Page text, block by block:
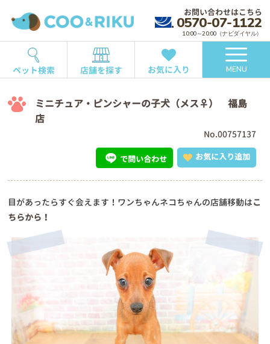
お問い合わせはこちら
0570-07-1122
10:00～20:00（ナビダイヤル）
ペット検索 店舗を探す お気に入り MENU
ミニチュア・ピンシャーの子犬（メス♀） 福島
店
No.00757137
お気に入り追加
で問い合わせ
目があったらすぐ会えます！ワンちゃんネコちゃんの店舗移動はこ
ちらから！